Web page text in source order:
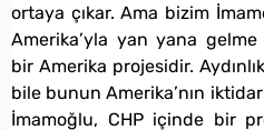
ortaya çıkar. Ama bizim
Amerika’yla yan yana
bir Amerika projesidir.
bile bunun Amerika’nın
İmamoğlu, CHP içinde bir